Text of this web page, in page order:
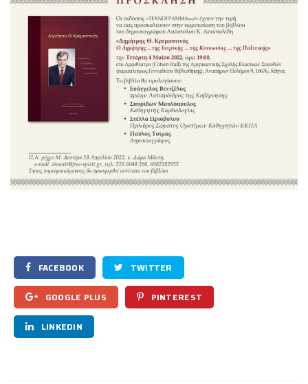
FACEBOOK TWITTER
GOOGLE PLUS PINTEREST
LINKEDIN